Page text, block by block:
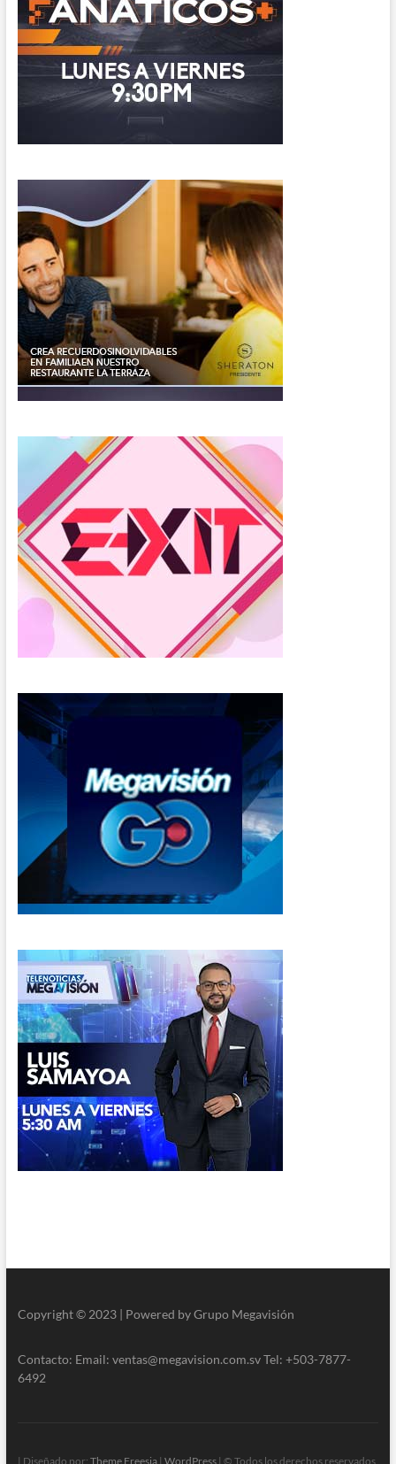
Copyright © 2023 | Powered by Grupo Megavisión
Contacto: Email: ventas@megavision.com.sv Tel: +503-7877-
6492
| Diseñado por: Theme Freesia| WordPress| © Todos los derechos reservados